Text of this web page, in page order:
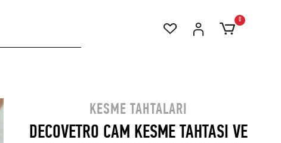
0
KESME TAHTALARI
DECOVETRO CAM KESME TAHTASI VE